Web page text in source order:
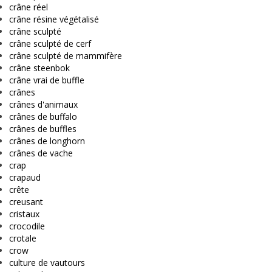
crâne réel
crâne résine végétalisé
crâne sculpté
crâne sculpté de cerf
crâne sculpté de mammifère
crâne steenbok
crâne vrai de buffle
crânes
crânes d'animaux
crânes de buffalo
crânes de buffles
crânes de longhorn
crânes de vache
crap
crapaud
crête
creusant
cristaux
crocodile
crotale
crow
culture de vautours